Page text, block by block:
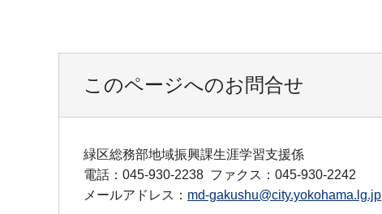
このページへのお問合せ
緑区総務部地域振興課生涯学習支援係
電話：045-930-2238 ファクス：045-930-2242
メールアドレス： md-gakushu@city.yokohama.lg.jp